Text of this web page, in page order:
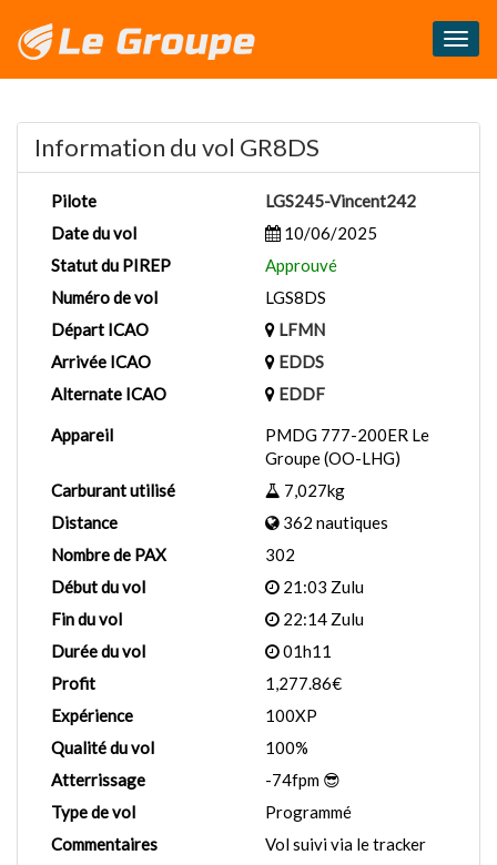
Information du vol GR8DS
Pilote
LGS245-Vincent242
Date du vol
10/06/2025
Statut du PIREP
Approuvé
Numéro de vol
LGS8DS
Départ ICAO
LFMN
Arrivée ICAO
EDDS
Alternate ICAO
EDDF
Appareil
PMDG 777-200ER Le
Groupe (OO-LHG)
Carburant utilisé
7,027kg
Distance
362 nautiques
Nombre de PAX
302
Début du vol
21:03 Zulu
Fin du vol
22:14 Zulu
Durée du vol
01h11
Profit
1,277.86€
Expérience
100XP
Qualité du vol
100%
Atterrissage
-74fpm 😎
Type de vol
Programmé
Commentaires
Vol suivi via le tracker